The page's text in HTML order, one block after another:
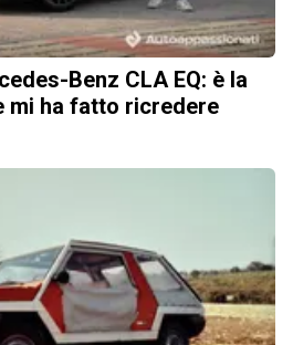
Benz CLA EQ: è la
mi ha fatto ricredere